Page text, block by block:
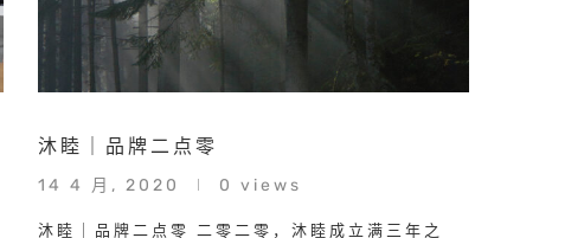
沐睦｜品牌二点零
14 4 月, 2020 0 views
沐睦｜品牌二点零 二零二零，沐睦成立满三年之